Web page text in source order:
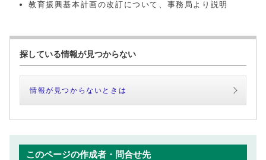
教育振興基本計画の改訂について、事務局より説明
探している情報が見つからない
情報が見つからないときは
このページの作成者・問合せ先